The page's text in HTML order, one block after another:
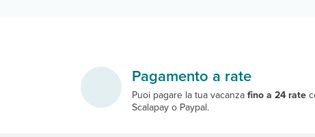
Pagamento a rate
Puoi pagare la tua vacanza fino a 24 rate
Scalapay o Paypal.